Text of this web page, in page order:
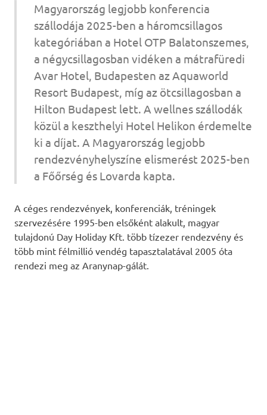
Magyarország legjobb konferencia
szállodája 2025-ben a háromcsillagos
kategóriában a Hotel OTP Balatonszemes,
a négycsillagosban vidéken a mátrafüredi
Avar Hotel, Budapesten az Aquaworld
Resort Budapest, míg az ötcsillagosban a
Hilton Budapest lett. A wellnes szállodák
közül a keszthelyi Hotel Helikon érdemelte
ki a díjat. A Magyarország legjobb
rendezvényhelyszíne elismerést 2025-ben
a Főőrség és Lovarda kapta.
A céges rendezvények, konferenciák, tréningek
szervezésére 1995-ben elsőként alakult, magyar
tulajdonú Day Holiday Kft. több tízezer rendezvény és
több mint félmillió vendég tapasztalatával 2005 óta
rendezi meg az Aranynap-gálát.